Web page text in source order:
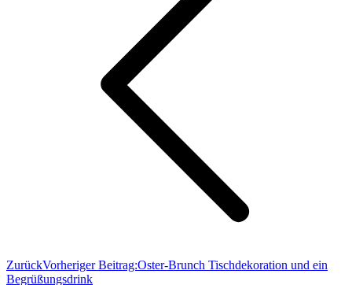
ZurückVorheriger Beitrag:Oster-Brunch Tischdekoration und ein
Begrüßungsdrink